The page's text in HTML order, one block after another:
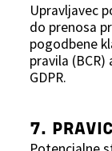
Upravljavec
do prenosa
pogodbene
pravila (BCR)
GDPR.
7.